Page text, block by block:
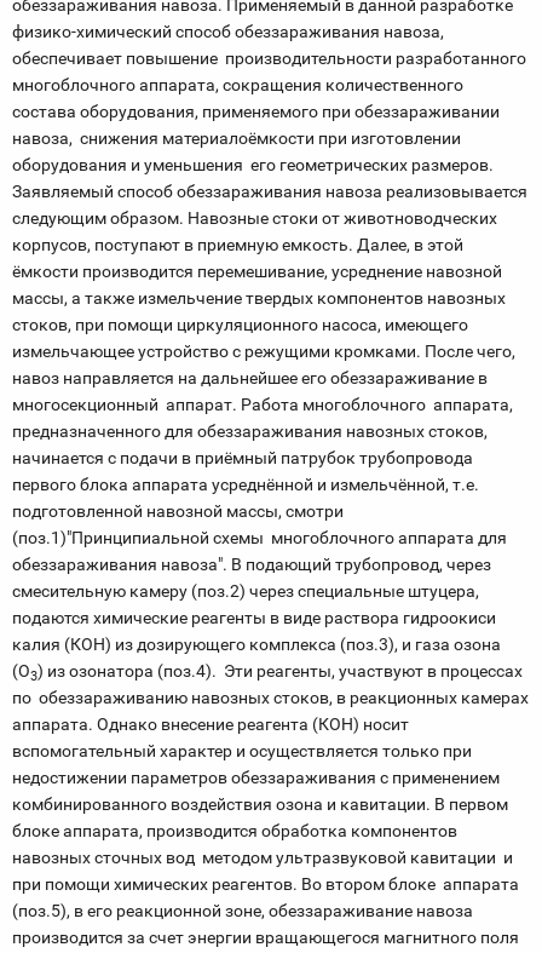
обеззараживания навоза. Применяемый в данной разработке
физико-химический способ обеззараживания навоза,
обеспечивает повышение производительности разработанного
многоблочного аппарата, сокращения количественного
состава оборудования, применяемого при обеззараживании
навоза, снижения материалоёмкости при изготовлении
оборудования и уменьшения его геометрических размеров.
Заявляемый способ обеззараживания навоза реализовывается
следующим образом. Навозные стоки от животноводческих
корпусов, поступают в приемную емкость. Далее, в этой
ёмкости производится перемешивание, усреднение навозной
массы, а также измельчение твердых компонентов навозных
стоков, при помощи циркуляционного насоса, имеющего
измельчающее устройство с режущими кромками. После чего,
навоз направляется на дальнейшее его обеззараживание в
многосекционный аппарат. Работа многоблочного аппарата,
предназначенного для обеззараживания навозных стоков,
начинается с подачи в приёмный патрубок трубопровода
первого блока аппарата усреднённой и измельчённой, т.е.
подготовленной навозной массы, смотри
(поз.1)"Принципиальной схемы многоблочного аппарата для
обеззараживания навоза". В подающий трубопровод, через
смесительную камеру (поз.2) через специальные штуцера,
подаются химические реагенты в виде раствора гидроокиси
калия (КОН) из дозирующего комплекса (поз.3), и газа озона
(О3) из озонатора (поз.4). Эти реагенты, участвуют в процессах
по обеззараживанию навозных стоков, в реакционных камерах
аппарата. Однако внесение реагента (КОН) носит
вспомогательный характер и осуществляется только при
недостижении параметров обеззараживания с применением
комбинированного воздействия озона и кавитации. В первом
блоке аппарата, производится обработка компонентов
навозных сточных вод методом ультразвуковой кавитации и
при помощи химических реагентов. Во втором блоке аппарата
(поз.5), в его реакционной зоне, обеззараживание навоза
производится за счет энергии вращающегося магнитного поля